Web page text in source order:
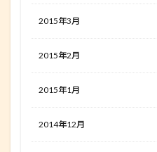
2015年3月
2015年2月
2015年1月
2014年12月